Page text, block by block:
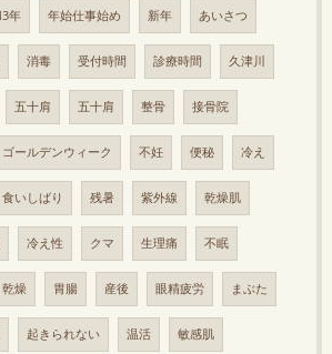
年 年始仕事始め 新年 あいさつ
消毒 受付時間 診療時間 久津川
五十肩 五十肩 整骨 接骨院
ゴールデンウィーク 不妊 便秘 冷え
食いしばり 残暑 紫外線 乾燥肌
冷え性 クマ 生理痛 不眠
乾燥 胃腸 産後 眼精疲労 まぶた
起きられない 温活 敏感肌